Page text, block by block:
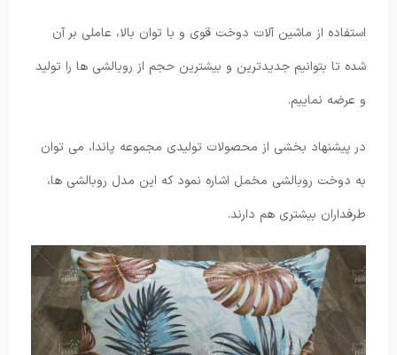
استفاده از ماشین آلات دوخت قوی و با توان بالا، عاملی بر آن
شده تا بتوانیم جدیدترین و بیشترین حجم از روبالشی ها را تولید
و عرضه نماییم.
در پیشنهاد بخشی از محصولات تولیدی مجموعه پاندا، می توان
به دوخت روبالشی مخمل اشاره نمود که این مدل روبالشی ها،
طرفداران بیشتری هم دارند.